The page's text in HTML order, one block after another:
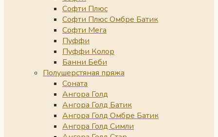
Софти Плюс
Софти Плюс Омбре Батик
Софти Мега
Пуффи
Пуффи Колор
Банни Беби
Полушерстяная пряжа
Соната
Ангора Голд
Ангора Голд Батик
Ангора Голд Омбре Батик
Ангора Голд Симли